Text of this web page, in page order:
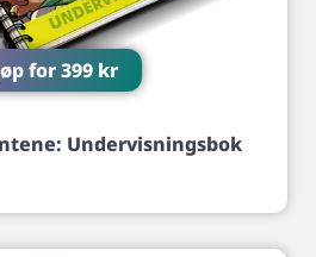
for399 kr
Undervisningsbok